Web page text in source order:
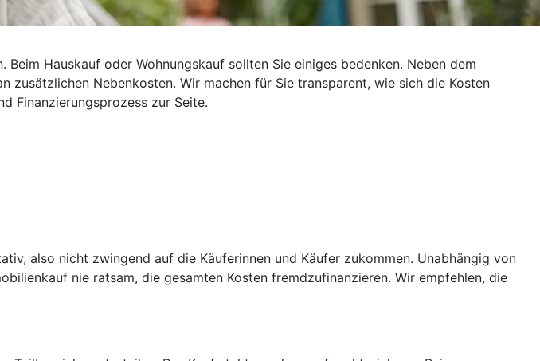
Hauskauf oder Wohnungskauf sollten Sie einiges bedenken. Neben dem
zusätzlichen Nebenkosten. Wir machen für Sie transparent, wie sich die Kosten
Finanzierungsprozess zur Seite.
also nicht zwingend auf die Käuferinnen und Käufer zukommen. Unabhängig von
nie ratsam, die gesamten Kosten fremdzufinanzieren. Wir empfehlen, die